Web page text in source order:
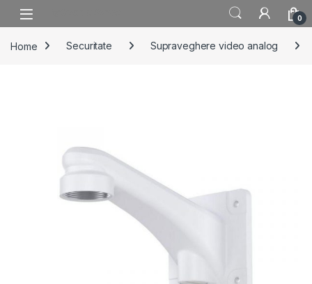
Skip to navigation
Skip to content
0
Home Securitate Supraveghere video analog